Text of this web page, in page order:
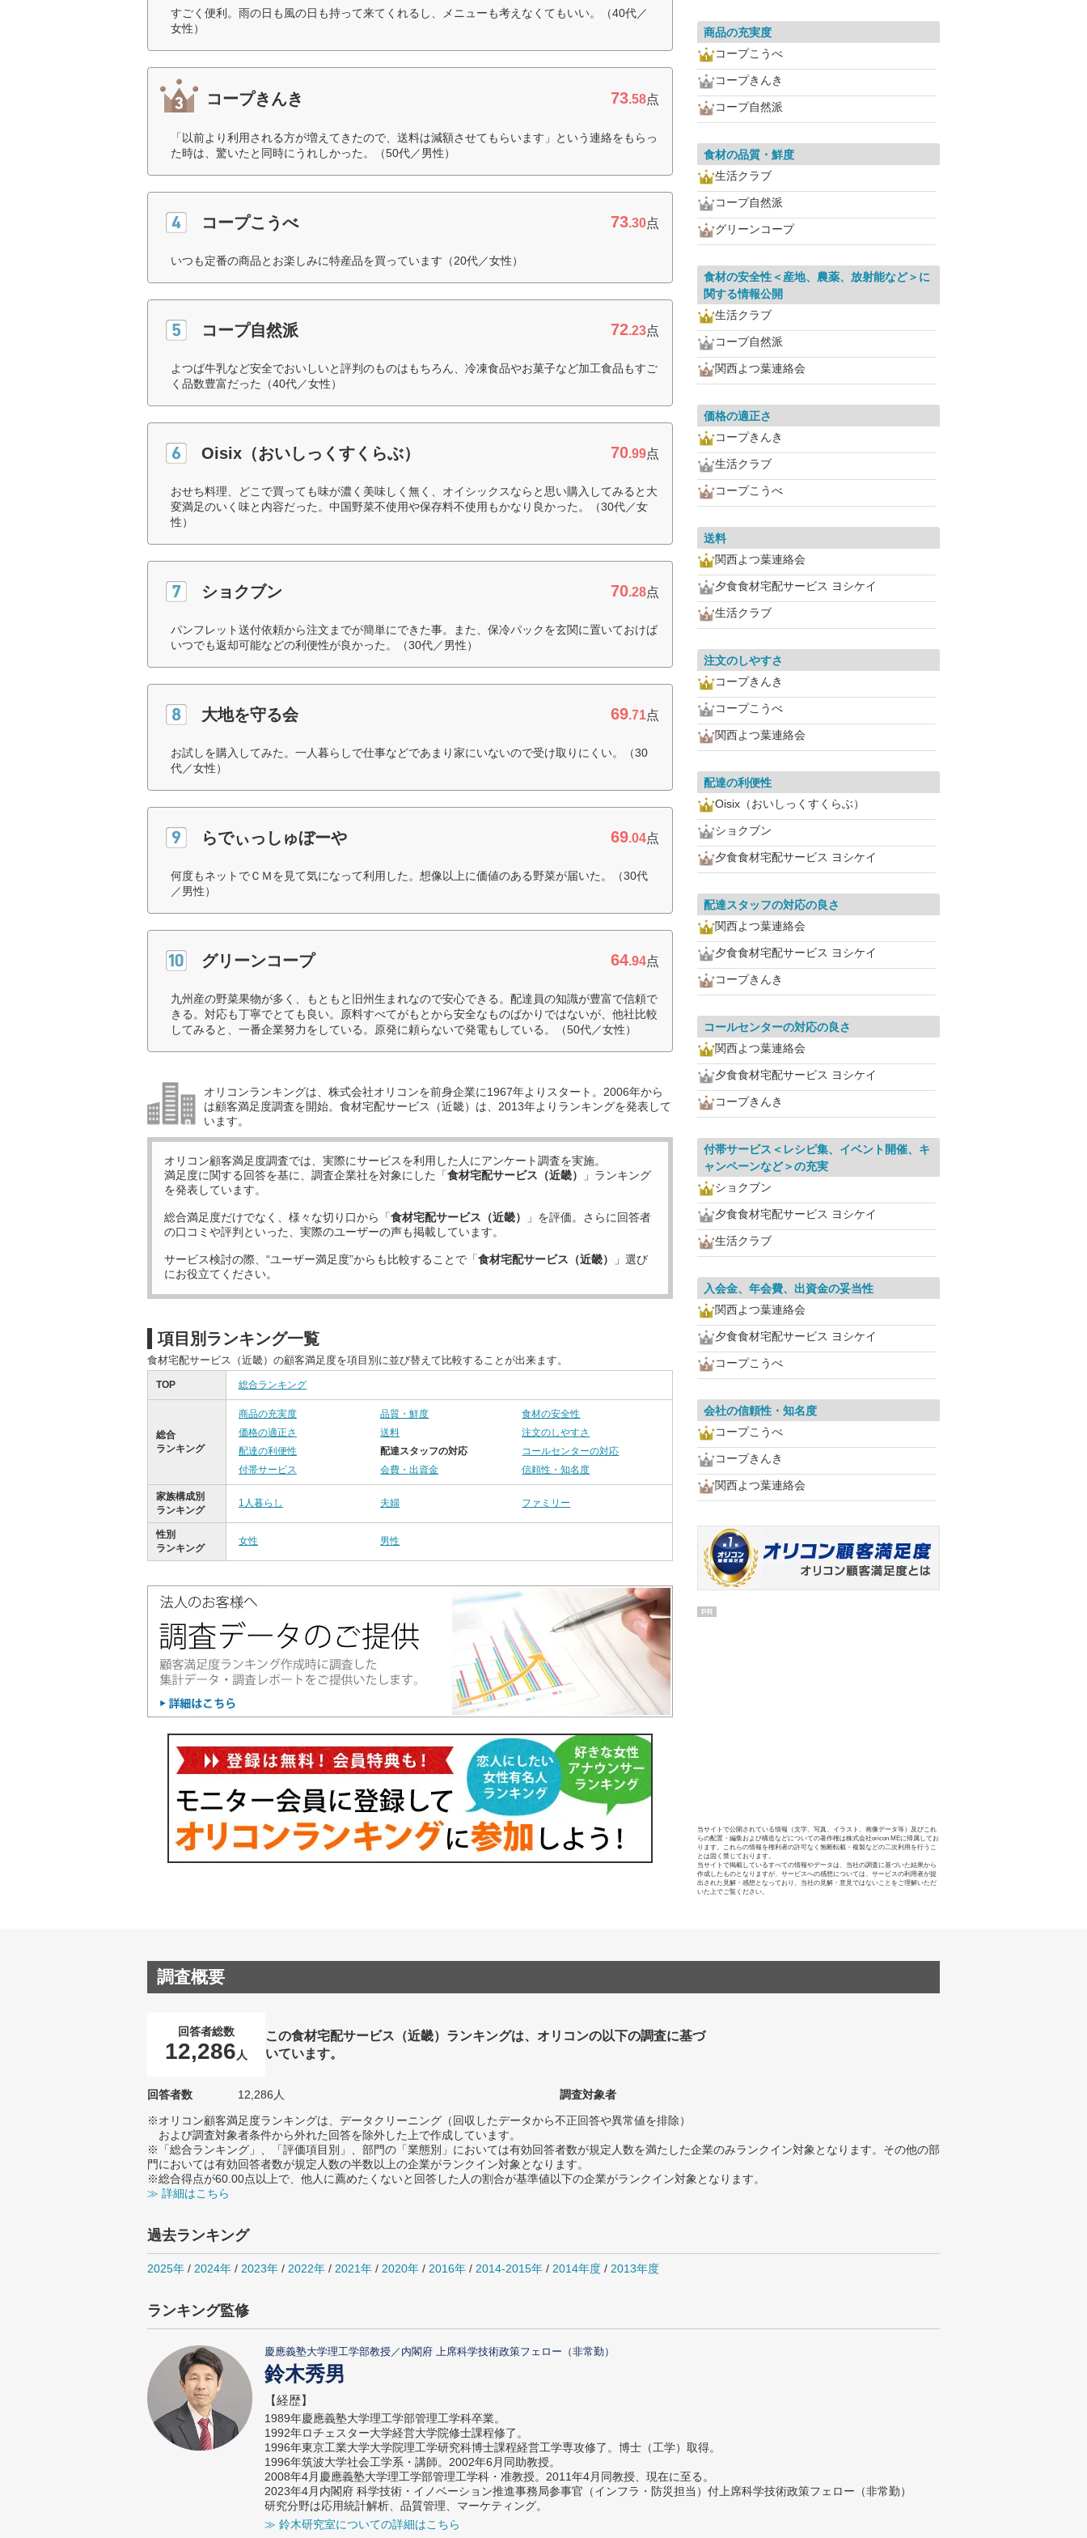
すごく便利。雨の日も風の日も持って来てくれるし、メニューも考えなくてもいい。（40代／
女性）
コープきんき 73.58点
「以前より利用される方が増えてきたので、送料は減額させてもらいます」という連絡をもらっ
た時は、驚いたと同時にうれしかった。（50代／男性）
コープこうべ 73.30点
いつも定番の商品とお楽しみに特産品を買っています（20代／女性）
コープ自然派 72.23点
よつば牛乳など安全でおいしいと評判のものはもちろん、冷凍食品やお菓子など加工食品もすご
く品数豊富だった（40代／女性）
Oisix（おいしっくすくらぶ） 70.99点
おせち料理、どこで買っても味が濃く美味しく無く、オイシックスならと思い購入してみると大
変満足のいく味と内容だった。中国野菜不使用や保存料不使用もかなり良かった。（30代／女
性）
ショクブン 70.28点
パンフレット送付依頼から注文までが簡単にできた事。また、保冷パックを玄関に置いておけば
いつでも返却可能などの利便性が良かった。（30代／男性）
大地を守る会 69.71点
お試しを購入してみた。一人暮らしで仕事などであまり家にいないので受け取りにくい。（30
代／女性）
らでぃっしゅぼーや 69.04点
何度もネットでＣＭを見て気になって利用した。想像以上に価値のある野菜が届いた。（30代
／男性）
グリーンコープ 64.94点
九州産の野菜果物が多く、もともと旧州生まれなので安心できる。配達員の知識が豊富で信頼で
きる。対応も丁寧でとても良い。原料すべてがもとから安全なものばかりではないが、他社比較
してみると、一番企業努力をしている。原発に頼らないで発電もしている。（50代／女性）
オリコンランキングは、株式会社オリコンを前身企業に1967年よりスタート。2006年から
は顧客満足度調査を開始。食材宅配サービス（近畿）は、2013年よりランキングを発表して
います。
オリコン顧客満足度調査では、実際にサービスを利用した 人にアンケート調査を実施。
満足度に関する回答を基に、調査企業社を対象にした「食材宅配サービス（近畿）
」ランキング
を発表しています。
総合満足度だけでなく、様々な切り口から「食材宅配サービス（近畿）
」を評価。さらに回答者
の口コミや評判といった、実際のユーザーの声も掲載しています。
サービス検討の際、“ユーザー満足度”からも比較することで「食材宅配サービス（近畿）
」選び
にお役立てください。
項目別ランキング一覧
食材宅配サービス（近畿）の顧客満足度を項目別に並び替えて比較することが出来ます。
TOP 総合ランキング
総合
ランキング
商品の充実度 品質・鮮度
食材の安全性
価格の適正さ
送料
注文のしやすさ
配達の利便性
配達スタッフの対応
コールセンターの対応
付帯サービス
会費・出資金 信頼性・知名度
家族構成別
ランキング
1人暮らし 夫婦 ファミリー
性別
ランキング
女性 男性
商品の充実度
コープこうべ
コープきんき
コープ自然派
食材の品質・鮮度
生活クラブ
コープ自然派
グリーンコープ
食材の安全性＜産地、農薬、放射能など＞に
関する情報公開
生活クラブ
コープ自然派
関西よつ葉連絡会
価格の適正さ
コープきんき
生活クラブ
コープこうべ
送料
関西よつ葉連絡会
夕食食材宅配サービス ヨシケイ
生活クラブ
注文のしやすさ
コープきんき
コープこうべ
関西よつ葉連絡会
配達の利便性
Oisix（おいしっくすくらぶ）
ショクブン
夕食食材宅配サービス ヨシケイ
配達スタッフの対応の良さ
関西よつ葉連絡会
夕食食材宅配サービス ヨシケイ
コープきんき
コールセンターの対応の良さ
関西よつ葉連絡会
夕食食材宅配サービス ヨシケイ
コープきんき
付帯サービス＜レシピ集、イベント開催、キ
ャンペーンなど＞の充実
ショクブン
夕食食材宅配サービス ヨシケイ
生活クラブ
入会金、年会費、出資金の妥当性
関西よつ葉連絡会
夕食食材宅配サービス ヨシケイ
コープこうべ
会社の信頼性・知名度
コープこうべ
コープきんき
関西よつ葉連絡会
PR
当サイトで公開されている情報（文字、写真、イラスト、画像データ等）及びこれ
らの配置・編集および構造などについての著作権は株式会社oricon MEに帰属してお
ります。これらの情報を権利者の許可なく無断転載・複製などの二次利用を行うこ
とは固く禁じております。
当サイトで掲載しているすべての情報やデータは、当社の調査に基づいた結果から
作成したものとなりますが、サービスへの感想については、サービスの利用者が提
出された見解・感想となっており、当社の見解・意見ではないことをご理解いただ
いた上でご覧ください。
調査概要
回答者総数
12,286 人
この食材宅配サービス（近畿）ランキングは、オリコンの以下の調査に基づ
いています。
回答者数 12,286人
調査対象者
※オリコン顧客満足度ランキングは、データクリーニング（回収したデータから不正回答や異常値を排除）
および調査対象者条件から外れた回答を除外した上で作成しています。
※「総合ランキング」、「評価項目別」、部門の「業態別」においては有効回答者数が規定人数を満たした企業のみランクイン対象となります。その他の部
門においては有効回答者数が規定人数の半数以上の企業がランクイン対象となります。
※総合得点が60.00点以上で、他人に薦めたくないと回答した人の割合が基準値以下の企業がランクイン対象となります。
≫ 詳細はこちら
過去ランキング
2025年 / 2024年 / 2023年 / 2022年 / 2021年 / 2020年 / 2016年 / 2014-2015年 / 2014年度 / 2013年度
ランキング監修
慶應義塾大学理工学部教授／内閣府 上席科学技術政策フェロー（非常勤）
鈴木秀男
【経歴】
1989年慶應義塾大学理工学部管理工学科卒業。
1992年ロチェスター大学経営大学院修士課程修了。
1996年東京工業大学大学院理工学研究科博士課程経営工学専攻修了。博士（工学）取得。
1996年筑波大学社会工学系・講師。2002年6月同助教授。
2008年4月慶應義塾大学理工学部管理工学科・准教授。2011年4月同教授、現在に至る。
2023年4月内閣府 科学技術・イノベーション推進事務局参事官（インフラ・防災担当）付上席科学技術政策フェロー（非常勤）
研究分野は応用統計解析、品質管理、マーケティング。
≫ 鈴木研究室についての詳細はこちら